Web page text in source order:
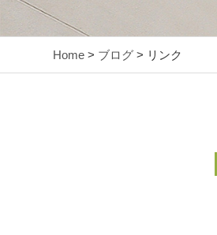
Home > ブログ > リンク